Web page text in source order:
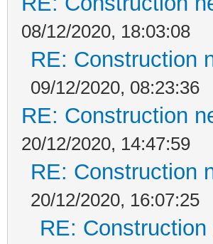
08/12/2020, 18:03:08
RE: Construction
09/12/2020, 08:23:36
RE: Construction
20/12/2020, 14:47:59
RE: Construction
20/12/2020, 16:07:25
RE: